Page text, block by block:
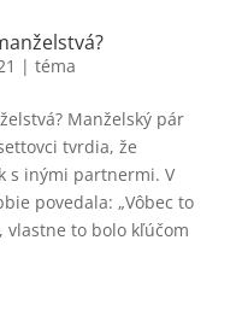
| téma
Manželský pár
tvrdia, že
s inými partnermi. V
povedala: „Vôbec to
vlastne to bolo kľúčom